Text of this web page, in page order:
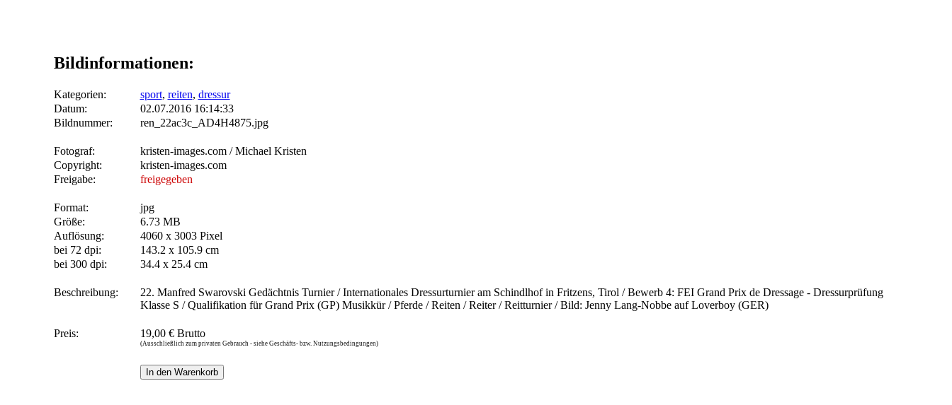
Bildinformationen:
Kategorien: sport, reiten, dressur
Datum:
02.07.2016 16:14:33
Bildnummer:
ren_22ac3c_AD4H4875.jpg
Fotograf:
kristen-images.com / Michael Kristen
Copyright:
kristen-images.com
Freigabe:
freigegeben
Format:
jpg
Größe:
6.73 MB
Auflösung:
4060 x 3003 Pixel
bei 72 dpi:
143.2 x 105.9 cm
bei 300 dpi:
34.4 x 25.4 cm
Beschreibung:
22. Manfred Swarovski Gedächtnis Turnier / Internationales Dressurturnier am Schindlhof in Fritzens, Tirol / Bewerb 4: FEI Grand Prix de Dressage - Dressurprüfung
Klasse S / Qualifikation für Grand Prix (GP) Musikkür / Pferde / Reiten / Reiter / Reitturnier / Bild: Jenny Lang-Nobbe auf Loverboy (GER)
Preis: 19,00 € Brutto
(Ausschließlich zum privaten Gebrauch - siehe Geschäfts- bzw. Nutzungsbedingungen)